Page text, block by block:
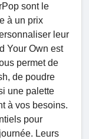
sont le
à un prix
leur
Your Own est
permet de
de poudre
une palette
à vos besoins.
pour
Leurs